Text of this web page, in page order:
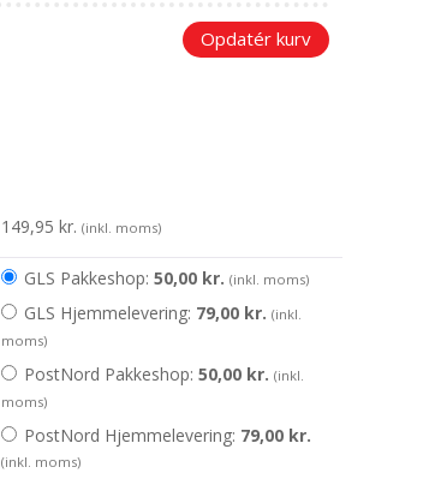
Opdatér kurv
149,95 kr. (inkl. moms)
GLS Pakkeshop: 50,00 kr. (inkl. moms)
GLS Hjemmelevering: 79,00 kr. (inkl.
moms)
PostNord Pakkeshop: 50,00 kr. (inkl.
moms)
PostNord Hjemmelevering: 79,00 kr.
(inkl. moms)